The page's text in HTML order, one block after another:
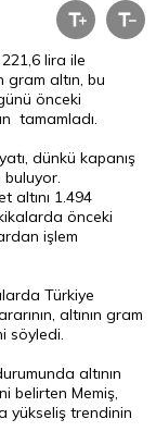
lira ile
altın, bu
önceki
tamamladı.
dünkü kapanış
buluyor.
altını 1.494
önceki
işlem
Türkiye
altının gram
söyledi.
altının
belirten Memiş,
yükseliş trendinin